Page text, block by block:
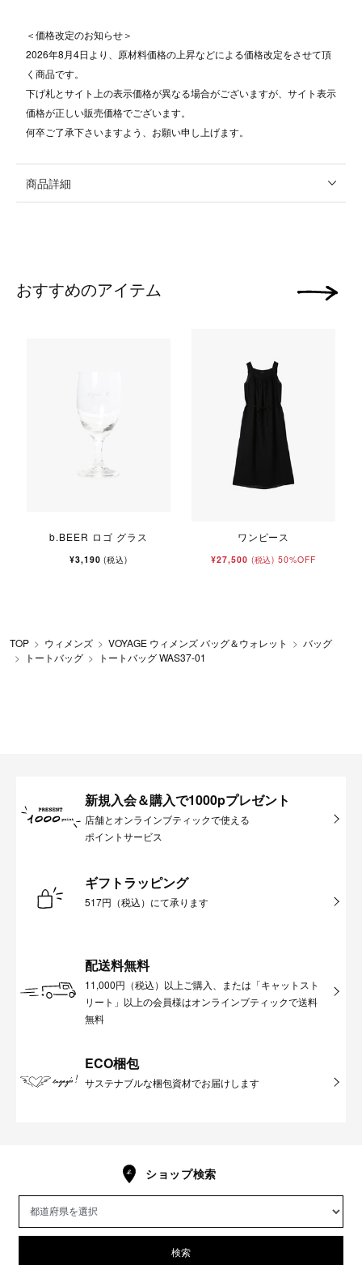
＜価格改定のお知らせ＞
2026年8月4日より、原材料価格の上昇などによる価格改定をさせて頂
く商品です。
下げ札とサイト上の表示価格が異なる場合がございますが、サイト表示
価格が正しい販売価格でございます。
何卒ご了承下さいますよう、お願い申し上げます。
商品詳細
おすすめのアイテム
b.BEER ロゴ グラス
¥3,190(税込)
ワンピース
¥27,500 (税込) 50%OFF
次の画像
TOP ウィメンズ VOYAGE ウィメンズ バッグ＆ウォレット
バッグ
トートバッグ
トートバッグ WAS37-01
新規入会＆購入で1000pプレゼント
店舗とオンラインブティックで使える
ポイントサービス
ギフトラッピング
517円（税込）にて承ります
配送料無料
11,000円（税込）以上ご購入、または「キャットスト
リート」以上の会員様はオンラインブティックで送料
無料
ECO梱包
サステナブルな梱包資材でお届けします
ショップ検索
検索